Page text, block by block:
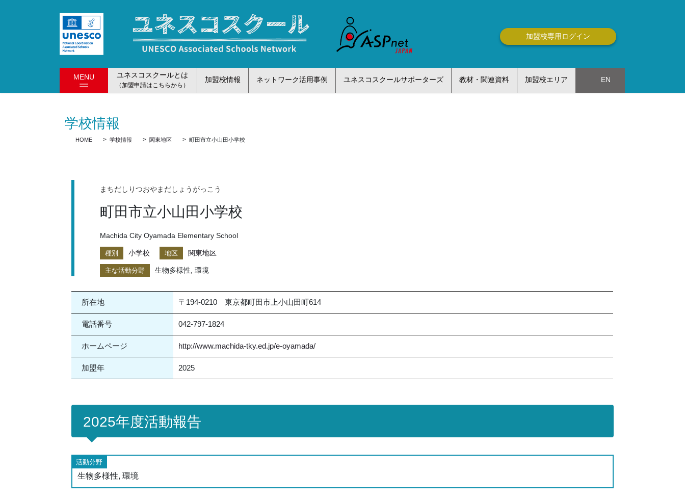
動
に
加盟校専用ログイン
MENU ユネスコスクールとは
（加盟申請はこちらから）
加盟校情報 ネットワーク活用事例 ユネスコスクールサポーターズ 教材・関連資料 加盟校エリア EN
学校情報
HOME 学校情報 関東地区 町田市立小山田小学校
まちだしりつおやまだしょうがっこう
町田市立小山田小学校
Machida City Oyamada Elementary School
種別 小学校 地区 関東地区
主な活動分野 生物多様性, 環境
所在地 〒194-0210 東京都町田市上小山田町614
電話番号 042-797-1824
ホームページ http://www.machida-tky.ed.jp/e-oyamada/
加盟年 2025
2025年度活動報告
活動分野
生物多様性, 環境